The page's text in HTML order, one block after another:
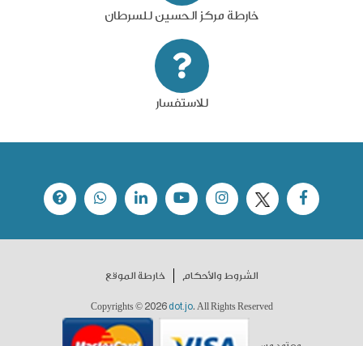
خارطة مركز الحسين للسرطان
للاستفسار
الشروط والأحكام خارطة الموقع
Copyrights © 2026 dot.jo. All Rights Reserved